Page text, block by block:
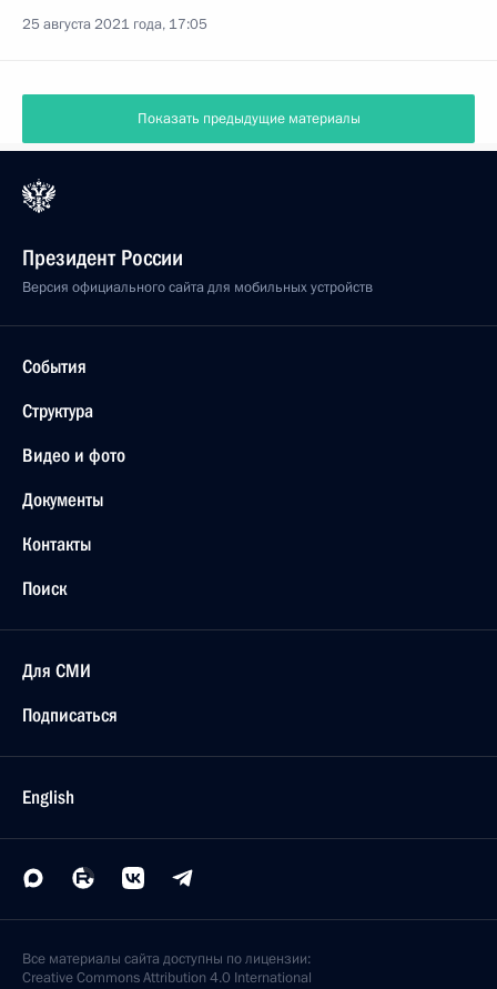
25 августа 2021 года, 17:05
Показать предыдущие материалы
Президент России
Версия официального сайта для мобильных устройств
События
Структура
Видео и фото
Документы
Контакты
Поиск
Для СМИ
Подписаться
English
Все материалы сайта доступны по лицензии:
Creative Commons Attribution 4.0 International